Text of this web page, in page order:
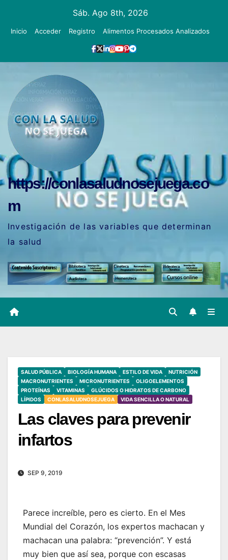
Sáb. Ago 8th, 2026
Inicio Acceder Registro Alimentos Procesados Analizados
https://conlasaludnosejuega.co
m
Investigación de las variables que determinan
la salud
SALUD PÚBLICA BIOLOGÍA HUMANA ESTILO DE VIDA
NUTRICIÓN
MACRONUTRIENTES
MICRONUTRIENTES
OLIGOELEMENTOS
PROTEÍNAS
VITAMINAS
GLÚCIDOS O HIDRATOS DE CARBONO
LÍPIDOS
CONLASALUDNOSEJUEGA VIDA SENCILLA O NATURAL
Las claves para prevenir
infartos
SEP 9, 2019
Parece increíble, pero es cierto. En el Mes
Mundial del Corazón, los expertos machacan y
machacan una palabra: “prevención”. Y está
muy bien que así sea, porque con escasas